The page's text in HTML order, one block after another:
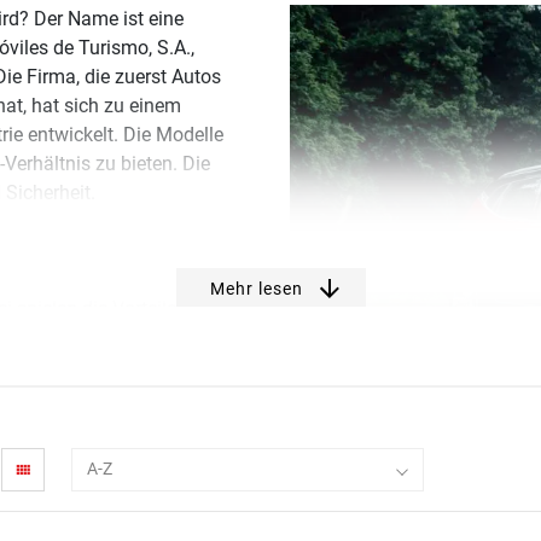
Der Name ist eine
de Turismo, S.A.,
Firma, die zuerst Autos
hat sich zu einem
entwickelt. Die Modelle
zu bieten. Die
können wir Ihnen eine
verlassen: In unserer
und
Zubehörabteilung veredeln
Mehr lesen
view_comfy A-Z